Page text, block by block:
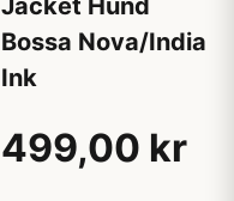
Jacket Hund
Bossa Nova/India
Ink
499,00 kr